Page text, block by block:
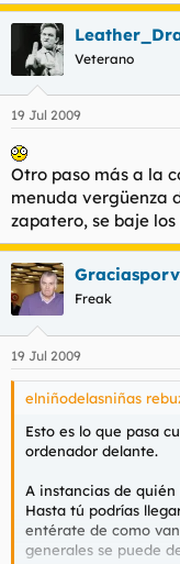
Veterano
19 Jul 2009
Otro paso más a la
menuda vergüenza
zapatero, se baje
Freak
19 Jul 2009
elniñodelasniñas
Esto es lo que pasa
ordenador delante.
A instancias de quién
Hasta tú podrías
entérate de como
generales se puede